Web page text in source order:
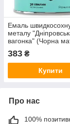
Емаль
металу
вагонка" (Чорна
RAL 9005) 0,75 л
383 ₴
Купити
Про нас
100%